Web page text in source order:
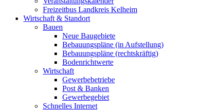
Freizeitbus Landkreis Kelheim
Wirtschaft & Standort
Bauen
Neue Baugebiete
Bebauungspläne (in Aufstellung)
Bebauungspläne (rechtskräftig)
Bodenrichtwerte
Wirtschaft
Gewerbebetriebe
Post & Banken
Gewerbegebiet
Schnelles Internet